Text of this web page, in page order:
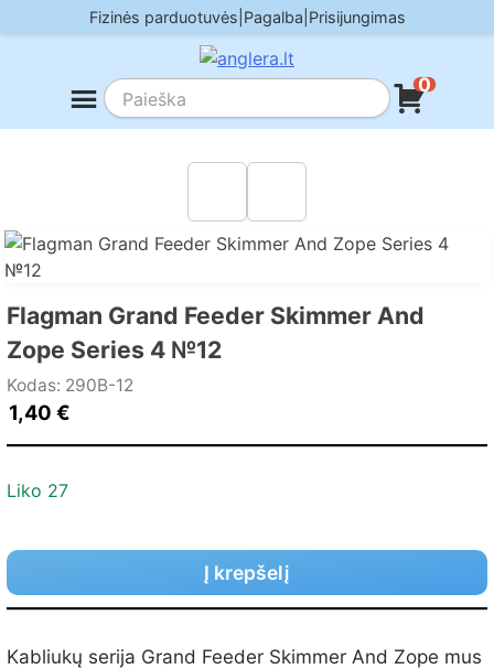
to
Fizinės parduotuvės Pagalba Prisijungimas
0
Flagman Grand Feeder Skimmer And
Zope Series 4 №12
Kodas: 290B-12
1,40 €
Liko 27
Į krepšelį
Kabliukų serija Grand Feeder Skimmer And Zope mus